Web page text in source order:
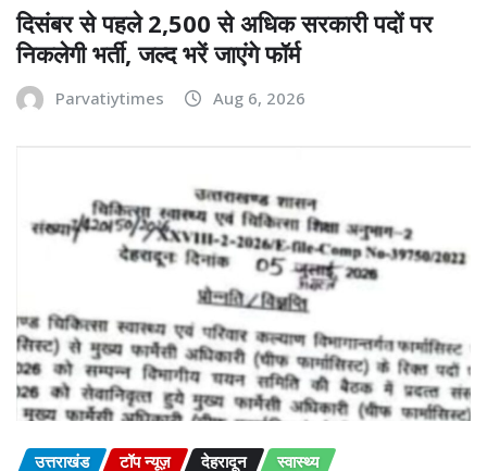
दिसंबर से पहले 2,500 से अधिक सरकारी पदों पर
निकलेगी भर्ती, जल्द भरें जाएंगे फॉर्म
Parvatiytimes Aug 6, 2026
उत्तराखंड टॉप न्यूज़ देहरादून स्वास्थ्य